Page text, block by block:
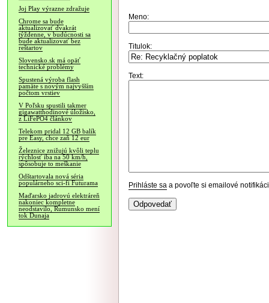
Joj Play výrazne zdražuje
Chrome sa bude
aktualizovať dvakrát
týždenne, v budúcnosti sa
bude aktualizovať bez
reštartov
Slovensko.sk má opäť
technické problémy
Spustená výroba flash
pamäte s novým najvyšším
počtom vrstiev
V Poľsku spustili takmer
gigawatthodinové úložisko,
z LiFePO4 článkov
Telekom pridal 12 GB balík
pre Easy, chce zaň 12 eur
Železnice znižujú kvôli teplu
rýchlosť iba na 50 km/h,
spôsobuje to meškanie
Odštartovala nová séria
populárneho sci-fi Futurama
Maďarsko jadrovú elektráreň
nakoniec kompletne
neodstavilo, Rumunsko mení
tok Dunaja
Meno:
Titulok:
Text:
Prihláste sa a povoľte si emailové